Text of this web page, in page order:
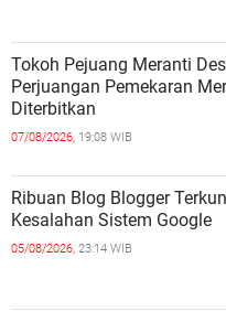
Tokoh Pejuang Meranti
Perjuangan Pemekaran
Diterbitkan
07/08/2026, 19:08 WIB
Ribuan Blog Blogger
Kesalahan Sistem Google
05/08/2026, 23:14 WIB